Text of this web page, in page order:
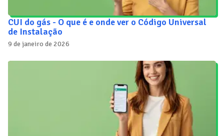
CUI do gás - O que é e onde ver o Código Universal
de Instalação
9 de janeiro de 2026